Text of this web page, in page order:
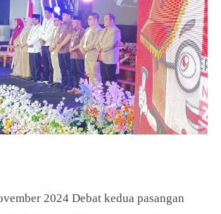
2024Debat kedua pasangan